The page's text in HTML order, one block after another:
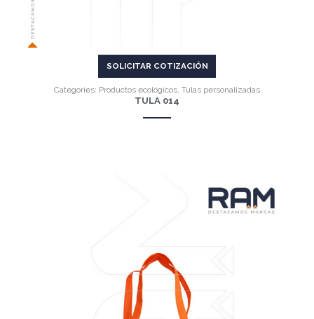
SOLICITAR COTIZACIÓN
Categories: Productos ecológicos, Tulas personalizadas
TULA 014